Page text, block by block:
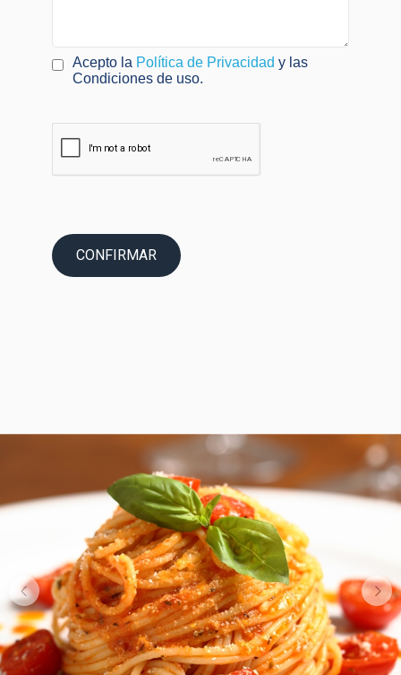
Acepto la Política de Privacidad y las
Condiciones de uso.